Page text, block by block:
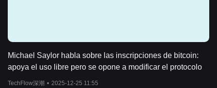
Michael Saylor habla sobre las inscripciones de bitcoin:
apoya el uso libre pero se opone a modificar el protocolo
TechFlow深潮 • 2025-12-25 11:55